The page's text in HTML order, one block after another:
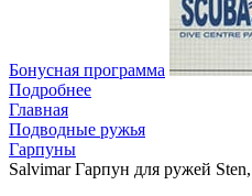
Бонусная программа
Подробнее
Главная
Подводные ружья
Гарпуны
Salvimar Гарпун для ружей